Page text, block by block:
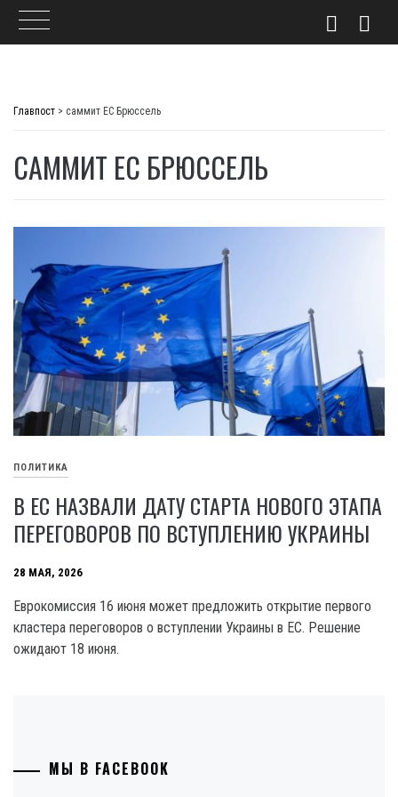
Главпост > саммит ЕС Брюссель
САММИТ ЕС БРЮССЕЛЬ
ПОЛИТИКА
В ЕС НАЗВАЛИ ДАТУ СТАРТА НОВОГО ЭТАПА
ПЕРЕГОВОРОВ ПО ВСТУПЛЕНИЮ УКРАИНЫ
28 МАЯ, 2026
Еврокомиссия 16 июня может предложить открытие первого
кластера переговоров о вступлении Украины в ЕС. Решение
ожидают 18 июня.
МЫ В FACEBOOK